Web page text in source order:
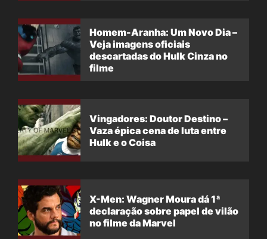
Homem-Aranha: Um Novo Dia –
Veja imagens oficiais
descartadas do Hulk Cinza no
filme
Vingadores: Doutor Destino –
Vaza épica cena de luta entre
Hulk e o Coisa
X-Men: Wagner Moura dá 1ª
declaração sobre papel de vilão
no filme da Marvel